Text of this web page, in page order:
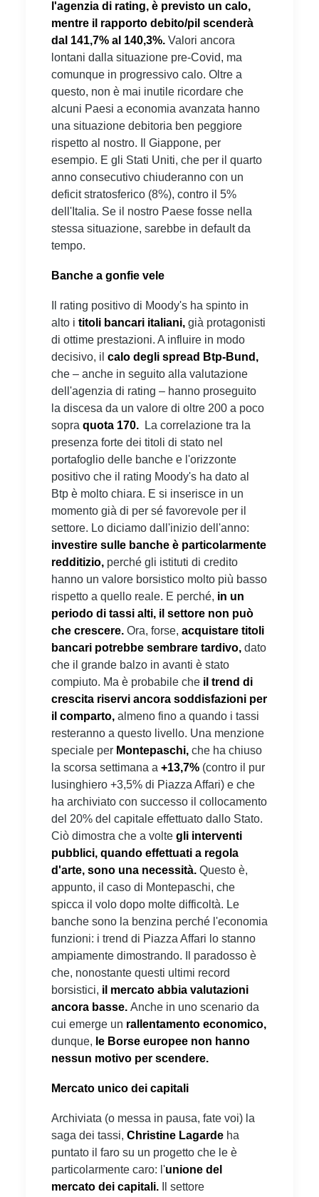
l'agenzia di rating, è previsto un calo,
mentre il rapporto debito/pil scenderà
dal 141,7% al 140,3%. Valori ancora
lontani dalla situazione pre-Covid, ma
comunque in progressivo calo. Oltre a
questo, non è mai inutile ricordare che
alcuni Paesi a economia avanzata hanno
una situazione debitoria ben peggiore
rispetto al nostro. Il Giappone, per
esempio. E gli Stati Uniti, che per il quarto
anno consecutivo chiuderanno con un
deficit stratosferico (8%), contro il 5%
dell'Italia. Se il nostro Paese fosse nella
stessa situazione, sarebbe in default da
tempo.
Banche a gonfie vele
Il rating positivo di Moody's ha spinto in
alto i titoli bancari italiani, già protagonisti
di ottime prestazioni. A influire in modo
decisivo, il calo degli spread Btp-Bund,
che – anche in seguito alla valutazione
dell'agenzia di rating – hanno proseguito
la discesa da un valore di oltre 200 a poco
sopra quota 170.
La correlazione tra la
presenza forte dei titoli di stato nel
portafoglio delle banche e l'orizzonte
positivo che il rating Moody's ha dato al
Btp è molto chiara. E si inserisce in un
momento già di per sé favorevole per il
settore. Lo diciamo dall'inizio dell'anno:
investire sulle banche è particolarmente
redditizio, perché gli istituti di credito
hanno un valore borsistico molto più basso
rispetto a quello reale. E perché, in un
periodo di tassi alti, il settore non può
che crescere. Ora, forse, acquistare titoli
bancari potrebbe sembrare tardivo, dato
che il grande balzo in avanti è stato
compiuto. Ma è probabile che il trend di
crescita riservi ancora soddisfazioni per
il comparto, almeno fino a quando i tassi
resteranno a questo livello. Una menzione
speciale per Montepaschi, che ha chiuso
la scorsa settimana a +13,7% (contro il pur
lusinghiero +3,5% di Piazza Affari) e che
ha archiviato con successo il collocamento
del 20% del capitale effettuato dallo Stato.
Ciò dimostra che a volte gli interventi
pubblici, quando effettuati a regola
d'arte, sono una necessità. Questo è,
appunto, il caso di Montepaschi, che
spicca il volo dopo molte difficoltà. Le
banche sono la benzina perché l'economia
funzioni: i trend di Piazza Affari lo stanno
ampiamente dimostrando. Il paradosso è
che, nonostante questi ultimi record
borsistici, il mercato abbia valutazioni
ancora basse. Anche in uno scenario da
cui emerge un rallentamento economico,
dunque, le Borse europee non hanno
nessun motivo per scendere.
Mercato unico dei capitali
Archiviata (o messa in pausa, fate voi) la
saga dei tassi, Christine Lagarde ha
puntato il faro su un progetto che le è
particolarmente caro: l'unione del
mercato dei capitali. Il settore